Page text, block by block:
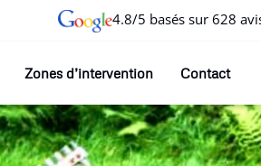
4.8/5 basés sur 628
Zones d’intervention Contact